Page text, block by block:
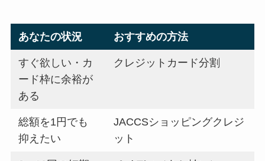
あなたの状況 おすすめの方法
すぐ欲しい・カ
ード枠に余裕が
ある
クレジットカード分割
総額を1円でも
抑えたい
JACCSショッピングクレジ
ット